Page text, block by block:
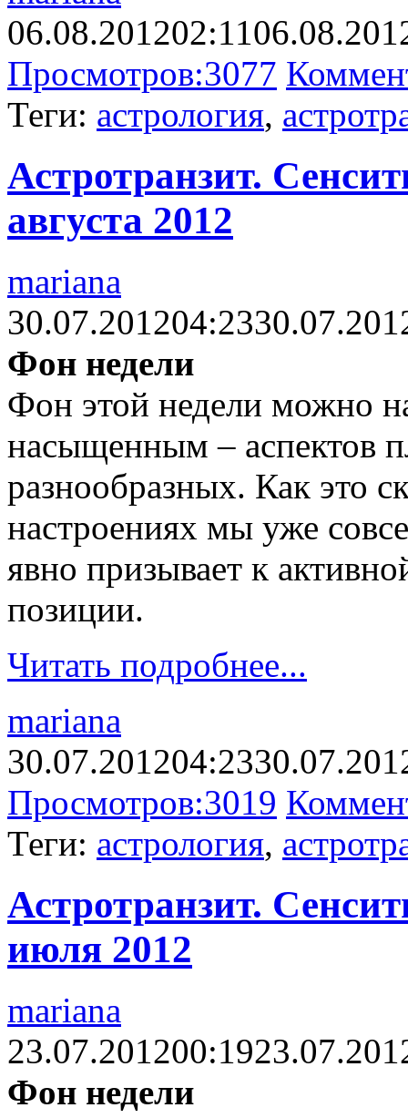
06.08.201202:11
Просмотров:3077
Теги: астрология,
Астротранзит.
августа 2012
mariana
30.07.201204:23
Фон недели
Фон этой недели можно
насыщенным – аспектов
разнообразных. Как это
настроениях мы уже
явно призывает к
позиции.
Читать подробнее...
mariana
30.07.201204:23
Просмотров:3019
Теги: астрология,
Астротранзит.
июля 2012
mariana
23.07.201200:19
Фон недели